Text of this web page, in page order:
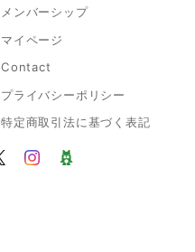
メンバーシップ
マイページ
Contact
プライバシーポリシー
特定商取引法に基づく表記